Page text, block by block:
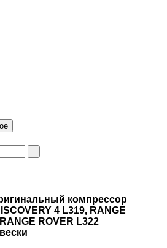
компрессор
4 L319, RANGE
ROVER L322